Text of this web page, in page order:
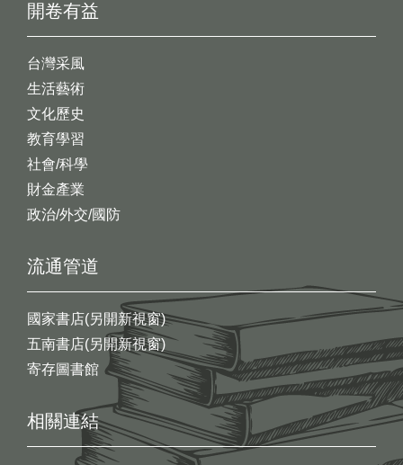
開卷有益
台灣采風
生活藝術
文化歷史
教育學習
社會/科學
財金產業
政治/外交/國防
流通管道
國家書店(另開新視窗)
五南書店(另開新視窗)
寄存圖書館
相關連結